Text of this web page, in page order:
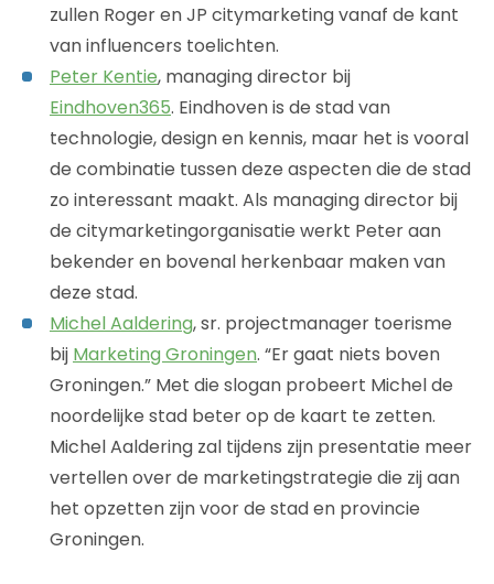
zullen Roger en JP citymarketing vanaf de kant
van influencers toelichten.
Peter Kentie, managing director bij
Eindhoven365. Eindhoven is de stad van
technologie, design en kennis, maar het is vooral
de combinatie tussen deze aspecten die de stad
zo interessant maakt. Als managing director bij
de citymarketingorganisatie werkt Peter aan
bekender en bovenal herkenbaar maken van
deze stad.
Michel Aaldering, sr. projectmanager toerisme
bij Marketing Groningen. “Er gaat niets boven
Groningen.” Met die slogan probeert Michel de
noordelijke stad beter op de kaart te zetten.
Michel Aaldering zal tijdens zijn presentatie meer
vertellen over de marketingstrategie die zij aan
het opzetten zijn voor de stad en provincie
Groningen.